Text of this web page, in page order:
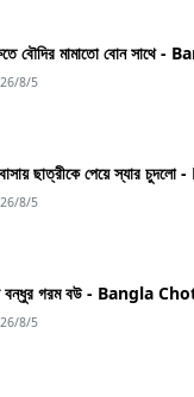
বৌদির মামাতো বোন সাথে
8/5
ছাত্রীকে পেয়ে স্যার
8/5
বন্ধুর গরম বউ - Bangla
8/5